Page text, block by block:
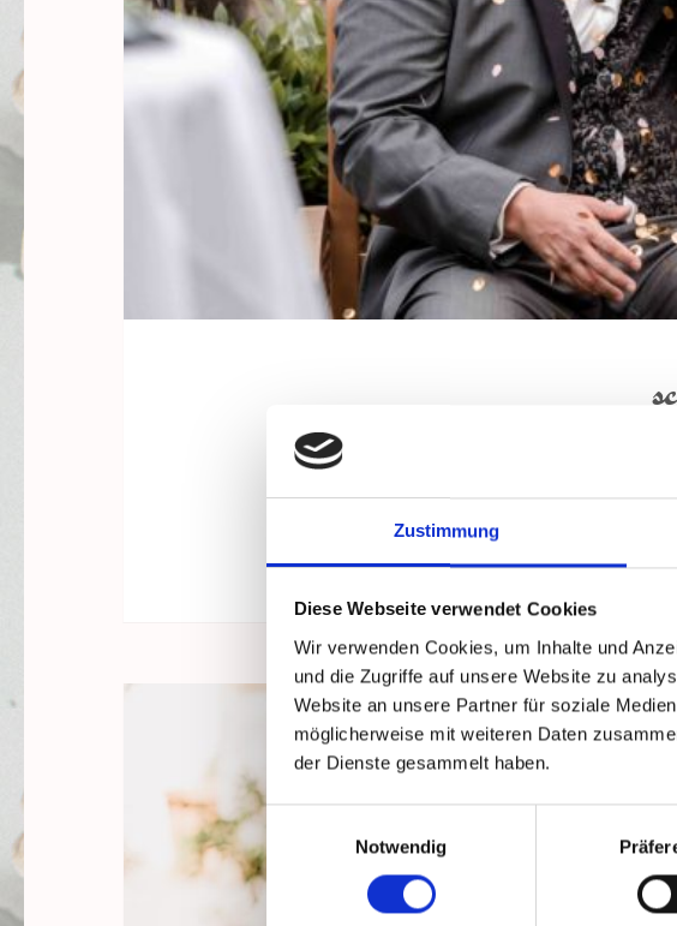
Zustimmung
Diese Webseite verwendet Cookies
Wir verwenden Cookies, um Inhalte und
und die Zugriffe auf unsere Website zu
Website an unsere Partner für soziale
möglicherweise mit weiteren Daten
der Dienste gesammelt haben.
Notwendig